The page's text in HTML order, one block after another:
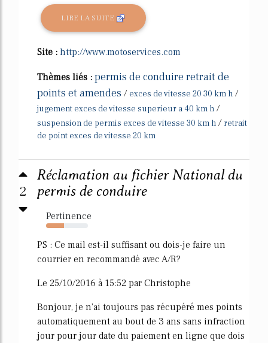
LIRE LA SUITE
Site : http://www.motoservices.com
Thèmes liés : permis de conduire retrait de
points et amendes / exces de vitesse 20 30 km h /
jugement exces de vitesse superieur a 40 km h /
suspension de permis exces de vitesse 30 km h / retrait
de point exces de vitesse 20 km
2
Réclamation au fichier National du
permis de conduire
Pertinence
43%
PS : Ce mail est-il suffisant ou dois-je faire un
courrier en recommandé avec A/R?
Le 25/10/2016 à 15:52 par Christophe
Bonjour, je n'ai toujours pas récupéré mes points
automatiquement au bout de 3 ans sans infraction
jour pour jour date du paiement en ligne que dois